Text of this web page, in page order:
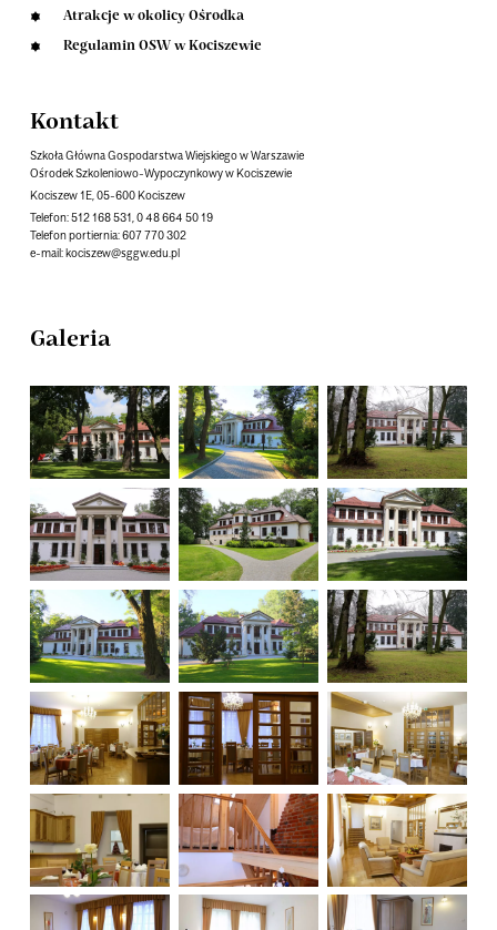
Atrakcje w okolicy Ośrodka
Regulamin OSW w Kociszewie
Kontakt
Szkoła Główna Gospodarstwa Wiejskiego w Warszawie
Ośrodek Szkoleniowo-Wypoczynkowy w Kociszewie
Kociszew 1E, 05-600 Kociszew
Telefon: 512 168 531, 0 48 664 50 19
Telefon portiernia: 607 770 302
e-mail: kociszew@sggw.edu.pl
Galeria